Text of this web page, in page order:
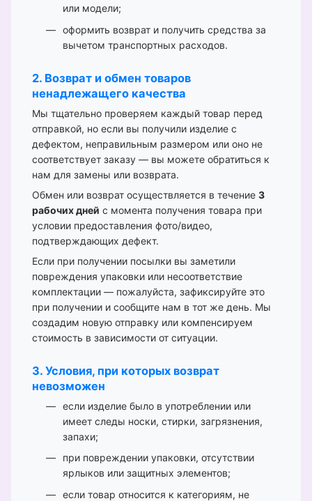
или модели;
оформить возврат и получить средства за
вычетом транспортных расходов.
2. Возврат и обмен товаров
ненадлежащего качества
Мы тщательно проверяем каждый товар перед
отправкой, но если вы получили изделие с
дефектом, неправильным размером или оно не
соответствует заказу — вы можете обратиться к
нам для замены или возврата.
Обмен или возврат осуществляется в течение 3
рабочих дней с момента получения товара при
условии предоставления фото/видео,
подтверждающих дефект.
Если при получении посылки вы заметили
повреждения упаковки или несоответствие
комплектации — пожалуйста, зафиксируйте это
при получении и сообщите нам в тот же день. Мы
создадим новую отправку или компенсируем
стоимость в зависимости от ситуации.
3. Условия, при которых возврат
невозможен
если изделие было в употреблении или
имеет следы носки, стирки, загрязнения,
запахи;
при повреждении упаковки, отсутствии
ярлыков или защитных элементов;
если товар относится к категориям, не